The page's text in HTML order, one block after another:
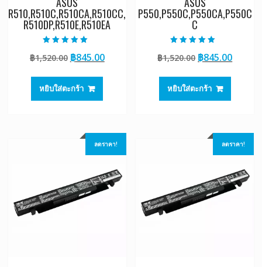
R510,R510C,R510CA,R510CC,
R510DP,R510E,R510EA
5.00
ตั้งแต่ 1-5
฿1,520.00 Original
was:
฿1,520.00.
฿845.00Current
หยิบใส่ตะกร้า
P550,P550C,P550CA,P550C
C
5.00
ตั้งแต่ 1-5
฿1,520.00 Original
was:
฿1,520.00.
฿845.00
หยิบใส่ตะกร้า
ลดราคา! ลดราคา!